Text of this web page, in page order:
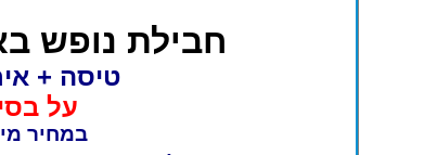
חבילת נופש
טיסה + אירוח
על
במחיר